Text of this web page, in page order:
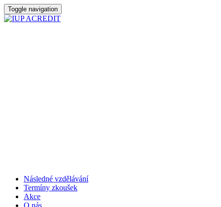
Toggle navigation
Následné vzdělávání
Termíny zkoušek
Akce
O nás